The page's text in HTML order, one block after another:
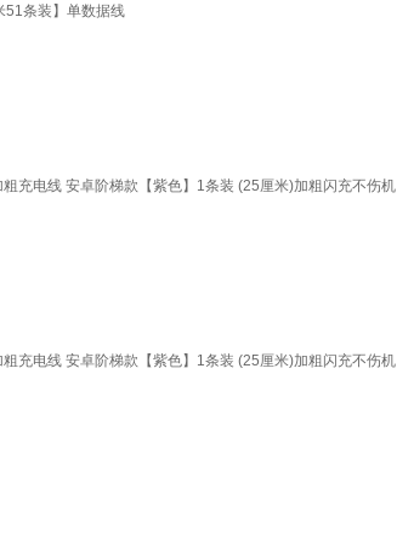
51条装】单数据线
充电线 安卓阶梯款【紫色】1条装 (25厘米)加粗闪充不伤机
充电线 安卓阶梯款【紫色】1条装 (25厘米)加粗闪充不伤机